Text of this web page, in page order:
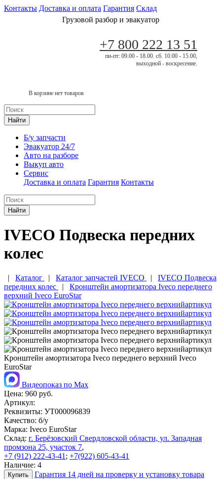
Контакты Доставка и оплата Гарантия Склад
Грузовой разбор и эвакуатор
+7 800 222 13 51
пн-пт: 09.00 - 18.00. сб. 10.00 - 15.00,
выходной - воскресение.
В корзине нет товаров
Найти
Б/у запчасти
Эвакуатор 24/7
Авто на разборе
Выкуп авто
Сервис
Доставка и оплата Гарантия Контакты
Найти
IVECO Подвеска передних
колес
| Каталог | Каталог запчастей IVECO | IVECO Подвеска
передних колес
| Кронштейн амортизатора Iveco переднего
верхний Iveco EuroStar
Кронштейн амортизатора Iveco переднего верхний Iveco
EuroStar
Видеопоказ по Max
Цена: 960 руб.
Артикул:
Реквизиты: УТ000096839
Качество: б/у
Марка: Iveco EuroStar
Склад: г. Берёзовский Свердловской области, ул. Западная
промзона 25, участок 7,
+7 (912) 222-43-41 ; +7(922) 605-43-41
Наличие: 4
Купить
Гарантия 14 дней на проверку и установку товара